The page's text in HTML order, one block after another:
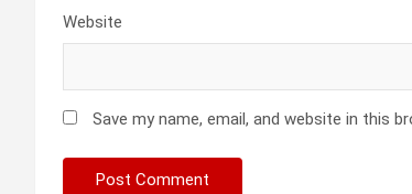
Website
Save my name, email, and website in this